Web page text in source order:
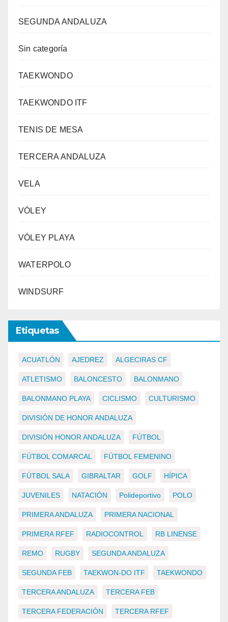
SEGUNDA ANDALUZA
Sin categoría
TAEKWONDO
TAEKWONDO ITF
TENIS DE MESA
TERCERA ANDALUZA
VELA
VÓLEY
VÓLEY PLAYA
WATERPOLO
WINDSURF
Etiquetas
ACUATLÓN AJEDREZ ALGECIRAS CF
ATLETISMO BALONCESTO BALONMANO
BALONMANO PLAYA CICLISMO CULTURISMO
DIVISIÓN DE HONOR ANDALUZA
DIVISIÓN HONOR ANDALUZA FÚTBOL
FÚTBOL COMARCAL FÚTBOL FEMENINO
FÚTBOL SALA GIBRALTAR GOLF HÍPICA
JUVENILES NATACIÓN Polideportivo POLO
PRIMERA ANDALUZA PRIMERA NACIONAL
PRIMERA RFEF RADIOCONTROL RB LINENSE
REMO RUGBY SEGUNDA ANDALUZA
SEGUNDA FEB TAEKWON-DO ITF TAEKWONDO
TERCERA ANDALUZA TERCERA FEB
TERCERA FEDERACIÓN TERCERA RFEF